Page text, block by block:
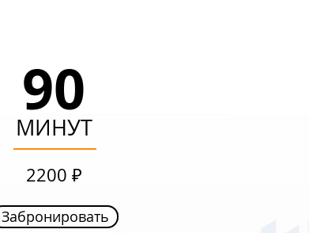
90
МИНУТ
Забронировать
90
МИНУТ
2200 ₽
Забронировать